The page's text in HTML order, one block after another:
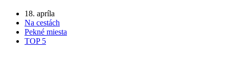
18. apríla
Na cestách
Pekné miesta
TOP 5